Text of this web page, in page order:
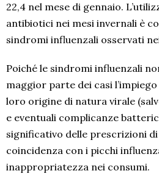
22,4 nel mese di gennaio.
antibiotici nei mesi invernali è
sindromi influenzali osservati
Poiché le sindromi influenzali
maggior parte dei casi
loro origine di natura virale
e eventuali complicanze
significativo delle prescrizioni
coincidenza con i picchi
inappropriatezza nei consumi.